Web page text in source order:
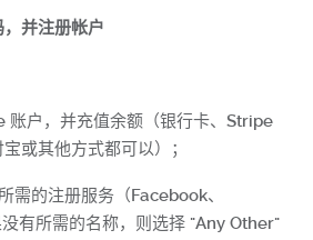
并注册帐户
账户，并充值余额（银行卡、Stripe
或其他方式都可以）；
需的注册服务（Facebook、
有所需的名称，则选择 "Any Other"